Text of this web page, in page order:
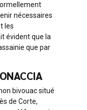
nécessaires
les
évident que la
que par
bivouac situé
de Corte,